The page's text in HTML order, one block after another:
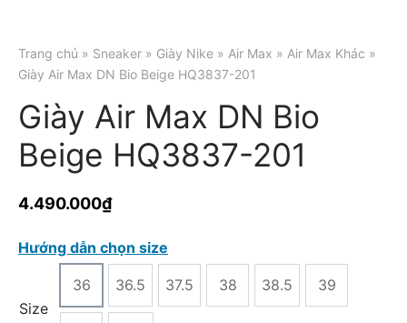
Trang chủ » Sneaker » Giày Nike » Air Max » Air Max Khác »
Giày Air Max DN Bio Beige HQ3837-201
Giày Air Max DN Bio
Beige HQ3837-201
4.490.000₫
Hướng dẫn chọn size
Size
36 36.5 37.5 38 38.5 39